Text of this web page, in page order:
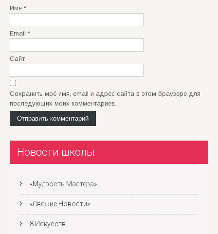
Имя *
Email *
Сайт
Сохранить моё имя, email и адрес сайта в этом браузере для
последующих моих комментариев.
Новости школы
«Мудрость Мастера»
«Свежие Новости»
8 Искусств